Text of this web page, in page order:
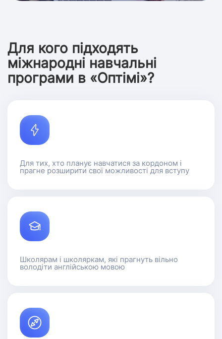
Для кого підходять
міжнародні навчальні
програми в «Оптімі»?
Для тих, хто планує навчатися за кордоном і
прагне розширити свої можливості для вступу
Школярам і школяркам, які прагнуть вільно
володіти англійською мовою